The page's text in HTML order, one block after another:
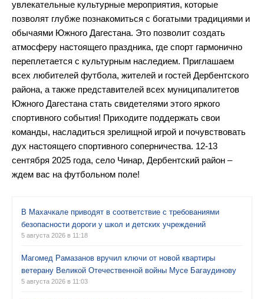
увлекательные культурные мероприятия, которые
позволят глубже познакомиться с богатыми традициями и
обычаями Южного Дагестана. Это позволит создать
атмосферу настоящего праздника, где спорт гармонично
переплетается с культурным наследием. Приглашаем
всех любителей футбола, жителей и гостей Дербентского
района, а также представителей всех муниципалитетов
Южного Дагестана стать свидетелями этого яркого
спортивного события! Приходите поддержать свои
команды, насладиться зрелищной игрой и почувствовать
дух настоящего спортивного соперничества. 12-13
сентября 2025 года, село Чинар, Дербентский район –
ждем вас на футбольном поле!
В Махачкале приводят в соответствие с требованиями
безопасности дороги у школ и детских учреждений
5 августа 2026 в 11:18
Магомед Рамазанов вручил ключи от новой квартиры
ветерану Великой Отечественной войны Мусе Багаудинову
5 августа 2026 в 11:03